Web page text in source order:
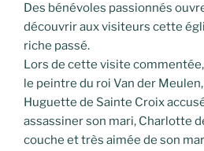
Des bénévoles passionnés
découvrir aux visiteurs cette
riche passé.
Lors de cette visite
le peintre du roi Van der
Huguette de Sainte Croix
assassiner son mari, Charlotte
couche et très aimée de son